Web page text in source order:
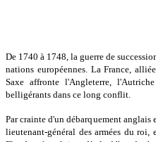
De 1740 à 1748, la guerre de
nations européennes. La France,
Saxe affronte l'Angleterre,
belligérants dans ce long conflit.
Par crainte d'un débarquement
lieutenant-général des armées du